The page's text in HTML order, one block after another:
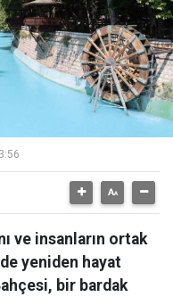
ve insanların ortak
yeniden hayat
bir bardak